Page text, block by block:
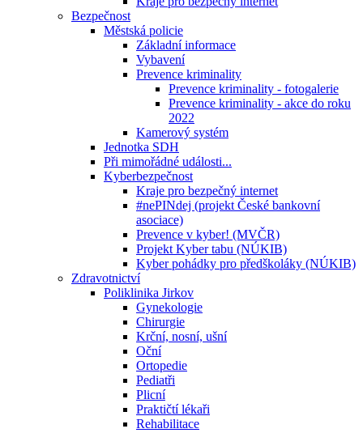
Bezpečnost
Městská policie
Základní informace
Vybavení
Prevence kriminality
Prevence kriminality - fotogalerie
Prevence kriminality - akce do roku
2022
Kamerový systém
Jednotka SDH
Při mimořádné události...
Kyberbezpečnost
Kraje pro bezpečný internet
#nePINdej (projekt České bankovní
asociace)
Prevence v kyber! (MVČR)
Projekt Kyber tabu (NÚKIB)
Kyber pohádky pro předškoláky (NÚKIB)
Zdravotnictví
Poliklinika Jirkov
Gynekologie
Chirurgie
Krční, nosní, ušní
Oční
Ortopedie
Pediatři
Plicní
Praktičtí lékaři
Rehabilitace